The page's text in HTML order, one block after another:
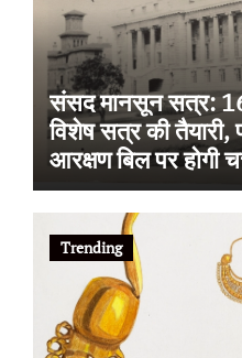
संसद मानसून सत्र:
विशेष सत्र की तैयारी,
आरक्षण बिल पर होगी
टैक्सेशन बिल पास
Trending